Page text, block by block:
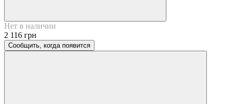
Нет в наличии
2 116 грн
Сообщить, когда появится